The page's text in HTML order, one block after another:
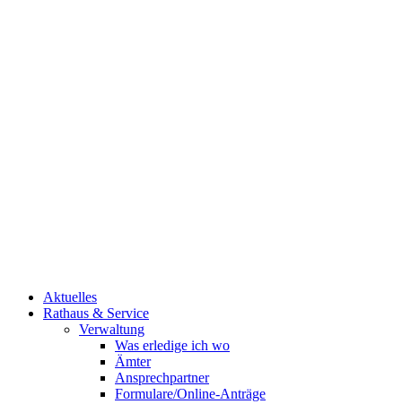
Aktuelles
Rathaus & Service
Verwaltung
Was erledige ich wo
Ämter
Ansprechpartner
Formulare/Online-Anträge